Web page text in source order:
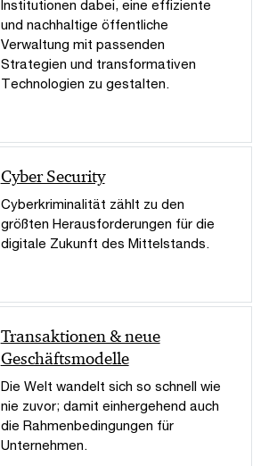
Institutionen dabei, eine effiziente
und nachhaltige öffentliche
Verwaltung mit passenden
Strategien und transformativen
Technologien zu gestalten.
Cyber Security
Cyberkriminalität zählt zu den
größten Herausforderungen für die
digitale Zukunft des Mittelstands.
Transaktionen & neue
Geschäftsmodelle
Die Welt wandelt sich so schnell wie
nie zuvor; damit einhergehend auch
die Rahmenbedingungen für
Unternehmen.